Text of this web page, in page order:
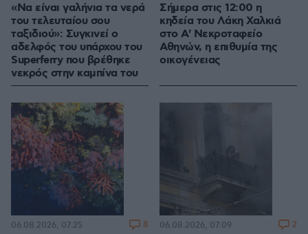
«Να είναι γαλήνια τα νερά
του τελευταίου σου
ταξιδιού»: Συγκινεί ο
αδελφός του υπάρχου του
Superferry που βρέθηκε
νεκρός στην καμπίνα του
Σήμερα στις 12:00 η
κηδεία του Λάκη Χαλκιά
στο Α' Νεκροταφείο
Αθηνών, η επιθυμία της
οικογένειας
06.08.2026, 07:25 8 06.08.2026, 07:09 2